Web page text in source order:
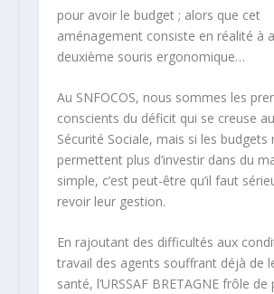
pour avoir le budget ; alors que cet
aménagement consiste en réalité à
deuxième souris ergonomique…
Au SNFOCOS, nous sommes les
conscients du déficit qui se creuse
Sécurité Sociale, mais si les budgets
permettent plus d’investir dans du
simple, c’est peut-être qu’il faut
revoir leur gestion.
En rajoutant des difficultés aux
travail des agents souffrant déjà de
santé, l’URSSAF BRETAGNE frôle de